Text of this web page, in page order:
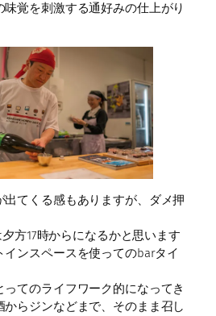
味覚を刺激する通好みの仕上がり
てくる感もありますが、ダメ押
方17時からになるかと思います
インスペースを使ってのbarタイ
てのライフワーク的になってき
らジンなどまで、そのまま召し